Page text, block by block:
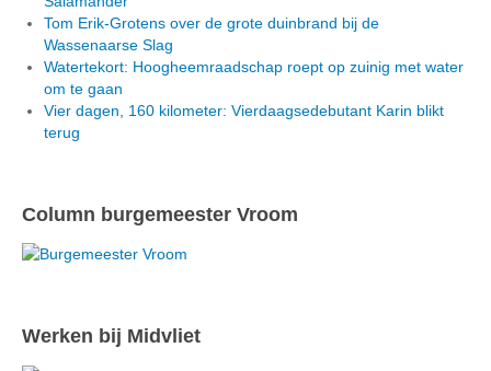
Tom Erik-Grotens over de grote duinbrand bij de
Wassenaarse Slag
Watertekort: Hoogheemraadschap roept op zuinig met water
om te gaan
Vier dagen, 160 kilometer: Vierdaagsedebutant Karin blikt
terug
Column burgemeester Vroom
Werken bij Midvliet